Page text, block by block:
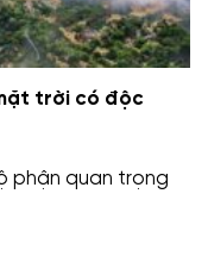
trời có độc
phận quan trọng